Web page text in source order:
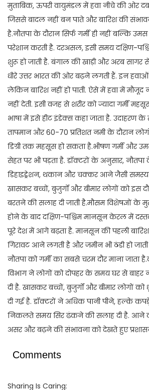
मुताबिक, ऊपरी वायुमंडल में हवा नीचे की ओर
जिससे बादल नहीं बन पाते और बारिश की
है.नौतपा के दौरान सिर्फ गर्मी ही नहीं बल्कि
परेशान करती है. दरअसल, इसी समय दक्षिण-
शुरू हो जाती है. बंगाल की खाड़ी और अरब सागर
धीरे उत्तर भारत की ओर बढ़ने लगती हैं. इन हवाओं
लेकिन बारिश नहीं हो पाती. ऐसे में हवा में
नहीं देती. इसी वजह से शरीर को ज्यादा गर्मी
भाषा में इसे हीट इंडेक्स कहा जाता है. उदाहरण के
तापमान और 60-70 प्रतिशत नमी के दौरान
डिग्री तक महसूस हो सकता है.भीषण गर्मी और
सेहत पर भी पड़ता है. डॉक्टरों के अनुसार, नौतपा
डिहाइड्रेशन, थकान और चक्कर आने जैसी
खासकर बच्चों, बुजुर्गों और बीमार लोगों को इस
बरतने की सलाह दी जाती है.मौसम विशेषज्ञों के
होने के बाद दक्षिण-पश्चिम मानसून केरल में
पूरे देश में आगे बढ़ता है. मानसून की पहली
गिरावट आने लगती है और जमीन भी ठंडी हो
नौतपा को गर्मी का सबसे चरम दौर माना जाता
विभाग ने लोगों को दोपहर के समय घर से
दी है. खासकर बच्चों, बुजुर्गों और बीमार लोगों
दी गई है. डॉक्टरों ने अधिक पानी पीने, हल्के
निकलते समय सिर ढंकने की सलाह दी है. आने
असर और बढ़ने की संभावना को देखते हुए
Comments
Sharing Is Caring: